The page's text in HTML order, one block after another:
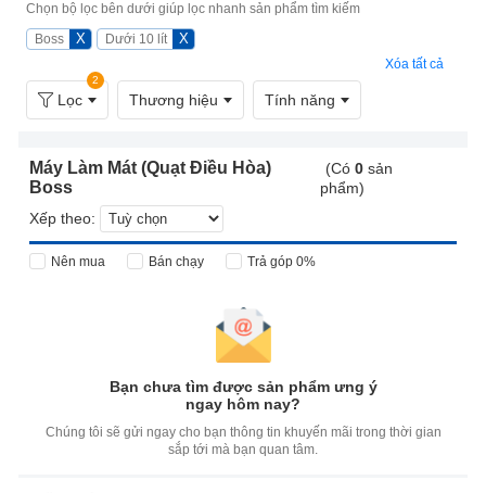
Chọn bộ lọc bên dưới giúp lọc nhanh sản phẩm tìm kiếm
Boss
X Dưới 10 lít X
Xóa tất cả
2
Lọc Thương hiệu Tính năng
Máy Làm Mát (Quạt Điều Hòa)
Boss
(Có0 sản
phẩm)
Xếp theo:
Nên mua Bán chạy Trả góp 0%
Bạn chưa tìm được sản phẩm ưng ý
ngay hôm nay?
Chúng tôi sẽ gửi ngay cho bạn thông tin khuyến mãi trong thời gian
sắp tới mà bạn quan tâm.